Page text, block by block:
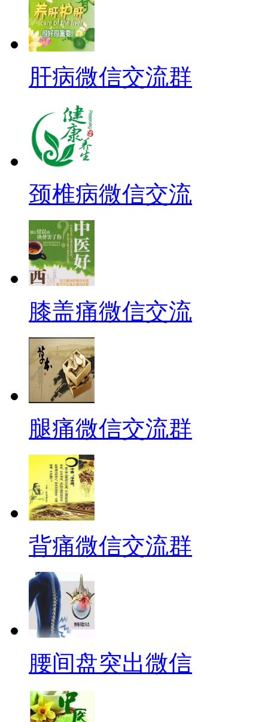
肝病微信交流群
颈椎病微信交流
膝盖痛微信交流
腿痛微信交流群
背痛微信交流群
腰间盘突出微信